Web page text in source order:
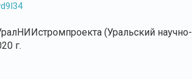
(Уральский
г.